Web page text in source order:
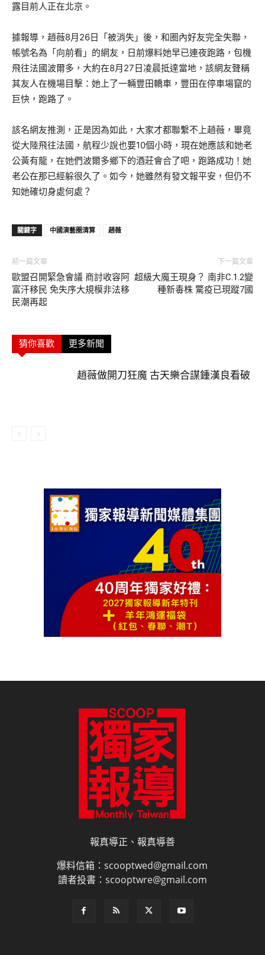
露目前人正在北京。
據報導，趙薇8月26日「被消失」後，和圈內好友完全失聯，
帳號名為「向前看」的網友，日前爆料她早已連夜跑路，包機
飛往法國波爾多，大約在8月27日凌晨抵達當地，該網友聲稱
其友人在機場目擊：她上了一輛豐田轎車，豐田在停車場竄的
巨快，跑路了。
該名網友推測，正是因為如此，大家才都聯繫不上趙薇，畢竟
從大陸飛往法國，航程少說也要10個小時，現在她應該和她老
公黃有龍，在她們波爾多鄉下的酒莊會合了吧，跑路成功！她
老公在那已經躲很久了。如今，她雖然有發文報平安，但仍不
知她確切身處何處？
關鍵字 中國演藝圈清算 趙薇
前一篇文章
歐盟召開緊急會議 商討收容阿
富汗移民 免失序大規模非法移
民潮再起
下一篇文章
超級大魔王現身？ 南非C.1.2變
種新毒株 驚疫已現蹤7國
猜你喜歡 更多新聞
趙薇做開刀狂魔 古天樂合謀鍾漢良看破
報真導正、報真導善
爆料信箱：scooptwed@gmail.com
讀者投書：scooptwre@gmail.com